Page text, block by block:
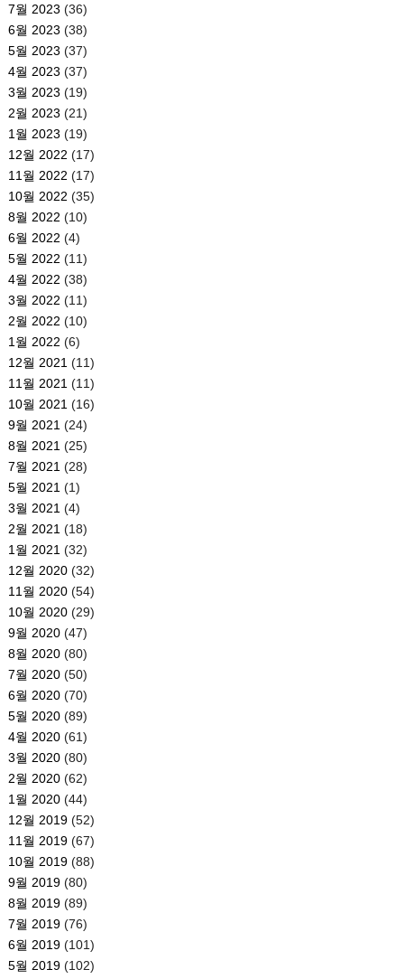
7월 2023 (36)
6월 2023 (38)
5월 2023 (37)
4월 2023 (37)
3월 2023 (19)
2월 2023 (21)
1월 2023 (19)
12월 2022 (17)
11월 2022 (17)
10월 2022 (35)
8월 2022 (10)
6월 2022 (4)
5월 2022 (11)
4월 2022 (38)
3월 2022 (11)
2월 2022 (10)
1월 2022 (6)
12월 2021 (11)
11월 2021 (11)
10월 2021 (16)
9월 2021 (24)
8월 2021 (25)
7월 2021 (28)
5월 2021 (1)
3월 2021 (4)
2월 2021 (18)
1월 2021 (32)
12월 2020(32)
11월 2020(54)
10월 2020(29)
9월 2020(47)
8월 2020(80)
7월 2020(50)
6월 2020(70)
5월 2020(89)
4월 2020(61)
3월 2020(80)
2월 2020(62)
1월 2020(44)
12월 2019(52)
11월 2019(67)
10월 2019(88)
9월 2019(80)
8월 2019(89)
7월 2019(76)
6월 2019(101)
5월 2019(102)